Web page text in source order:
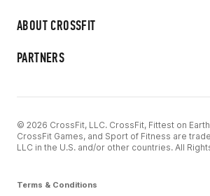
ABOUT CROSSFIT
PARTNERS
© 2026 CrossFit, LLC. CrossFit, Fittest on Earth,
CrossFit Games, and Sport of Fitness are
LLC in the U.S. and/or other countries. All
Terms & Conditions